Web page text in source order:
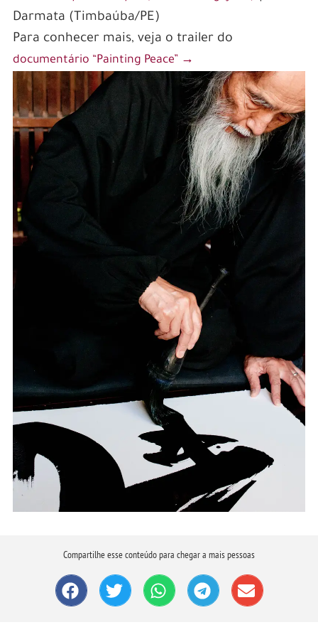
One of the key advantages of South Africa’s
online betting scene is the availability of a wide
variety of international betting markets. From
popular global sports like football, basketball,
and tennis, to niche sports and events, bettors
can explore an extensive range of options to
suit their preferences. Additionally, many online
betting platforms offer competitive odds and
enticing promotions to attract players,
enhancing the overall betting experience. With
seamless payment options and user-friendly
interfaces, South Africa’s gateway to
international online betting provides a
convenient and thrilling way for enthusiasts to
engage in their favorite pastime.
Legal Framework and Regulation:
Facilitating South Africa’s Online
Betting Industry
South Africa’s Gateway to International Online
Betting ishttps://betzoid.com/za/international-
betting-sites/
. With a growing interest in online
betting, South African bettors now have access
to a wide range of international betting sites.
These sites offer a plethora of betting options,
more. South African bettors can now enjoy the
thrill of betting on their favorite sports teams
or trying their luck at various casino games
Darmata (Timbaúba/PE)
Para conhecer mais, veja o trailer do
documentário “Painting Peace” →
Compartilhe esse conteúdo para chegar a mais pessoas